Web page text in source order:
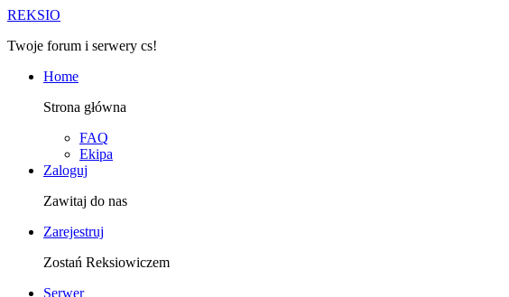
REKSIO
Twoje forum i serwery cs!
Home
Strona główna
FAQ
Ekipa
Zaloguj
Zawitaj do nas
Zarejestruj
Zostań Reksiowiczem
Serwer